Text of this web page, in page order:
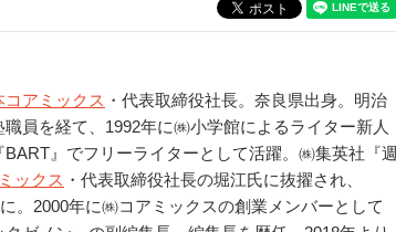
アミックス ・代表取締役社長。奈良県出身。明治
員を経て、1992年に㈱小学館によるライター新人
』でフリーライターとして活躍。㈱集英社『週
ックス ・代表取締役社長の堀江氏に抜擢され、
。2000年に㈱コアミックスの創業メンバーとして